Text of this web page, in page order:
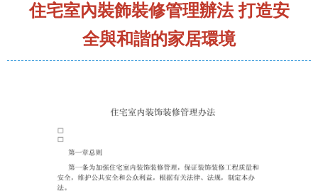
住宅室內裝飾裝修管理辦法 打造安
全與和諧的家居環境